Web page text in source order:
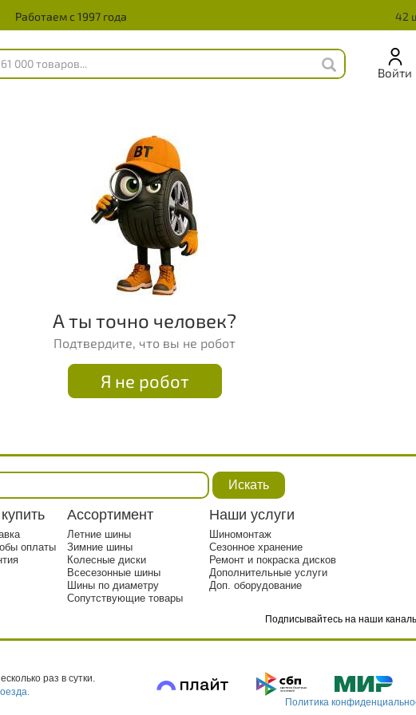
Работаем с 1997 года 42
Войти
А ты точно человек?
Подтвердите, что вы не робот
Я не робот
Искать
оплаты
Ассортимент
Летние шины
Зимние шины
Колесные диски
Всесезонные шины
Шины по диаметру
Сопутствующие товары
Наши услуги
Шиномонтаж
Сезонное хранение
Ремонт и покраска дисков
Дополнительные услуги
Доп. оборудование
Подписывайтесь на наши
раз в сутки.
Политика